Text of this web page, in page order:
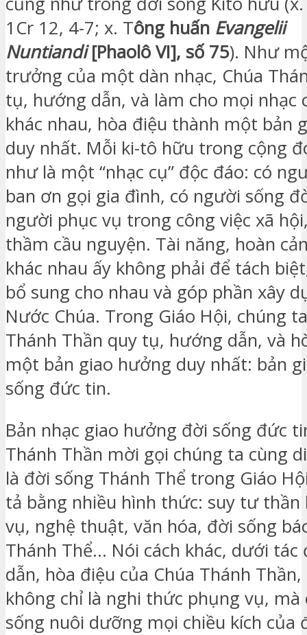
1Cr 12, 4-7; x. Tông huấn Evangelii
Nuntiandi[Phaolô VI], số 75). Như
trưởng của một dàn nhạc, Chúa
tụ, hướng dẫn, và làm cho mọi nhạc
khác nhau, hòa điệu thành một bản
duy nhất. Mỗi ki-tô hữu trong cộng
như là một “nhạc cụ” độc đáo: có
ban ơn gọi gia đình, có người sống
người phục vụ trong công việc xã
thầm cầu nguyện. Tài năng, hoàn
khác nhau ấy không phải để tách
bổ sung cho nhau và góp phần xây
Nước Chúa. Trong Giáo Hội, chúng
Thánh Thần quy tụ, hướng dẫn, và
một bản giao hưởng duy nhất: bản
sống đức tin.
Bản nhạc giao hưởng đời sống đức
Thánh Thần mời gọi chúng ta cùng
là đời sống Thánh Thể trong Giáo
tả bằng nhiều hình thức: suy tư thần
vụ, nghệ thuật, văn hóa, đời sống
Thánh Thể… Nói cách khác, dưới
dẫn, hòa điệu của Chúa Thánh
không chỉ là nghi thức phụng vụ, mà
sống nuôi dưỡng mọi chiều kích của